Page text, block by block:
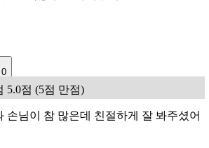
0
5.0점 (5점 만점)
손님이 참 많은데 친절하게 잘 봐주셨어